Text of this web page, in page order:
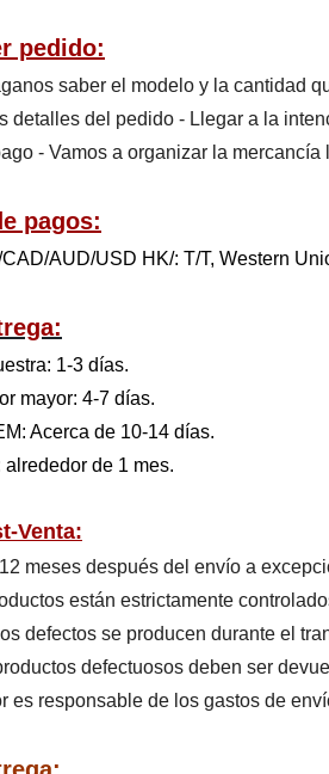
pedido:
saber el modelo y la cantidad
detalles del pedido - Llegar a la
- Vamos a organizar la
pagos:
AUD/USD HK/: T/T, Western
1-3 días.
mayor: 4-7 días.
Acerca de 10-14 días.
alrededor de 1 mes.
Venta:
meses después del envío a
están estrictamente
defectos se producen durante el
defectuosos deben ser
es responsable de los gastos de